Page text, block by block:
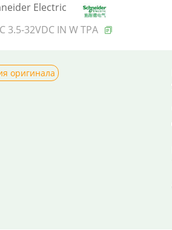
Electric
3.5-32VDC IN W TPA
оригинала